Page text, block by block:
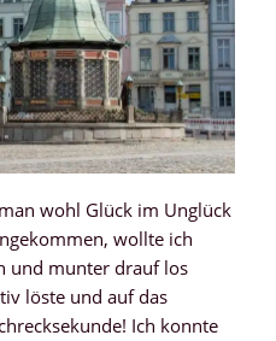
wohl Glück im Unglück
wollte ich
und munter drauf los
löste und auf das
Ich konnte